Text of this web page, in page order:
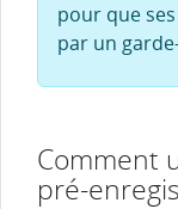
pour que
par un
Comment
pré-